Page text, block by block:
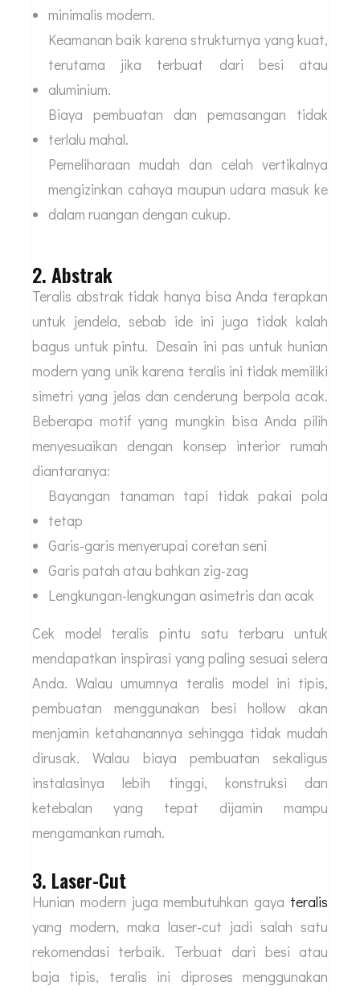
minimalis modern.
Keamanan baik karena strukturnya yang kuat,
terutama jika terbuat dari besi atau
aluminium.
Biaya pembuatan dan pemasangan tidak
terlalu mahal.
Pemeliharaan mudah dan celah vertikalnya
mengizinkan cahaya maupun udara masuk ke
dalam ruangan dengan cukup.
2. Abstrak
Teralis abstrak tidak hanya bisa Anda terapkan
untuk jendela, sebab ide ini juga tidak kalah
bagus untuk pintu. Desain ini pas untuk hunian
modern yang unik karena teralis ini tidak memiliki
simetri yang jelas dan cenderung berpola acak.
Beberapa motif yang mungkin bisa Anda pilih
menyesuaikan dengan konsep interior rumah
diantaranya:
Bayangan tanaman tapi tidak pakai pola
tetap
Garis-garis menyerupai coretan seni
Garis patah atau bahkan zig-zag
Lengkungan-lengkungan asimetris dan acak
Cek model teralis pintu satu terbaru untuk
mendapatkan inspirasi yang paling sesuai selera
Anda. Walau umumnya teralis model ini tipis,
pembuatan menggunakan besi hollow akan
menjamin ketahanannya sehingga tidak mudah
dirusak. Walau biaya pembuatan sekaligus
instalasinya lebih tinggi, konstruksi dan
ketebalan yang tepat dijamin mampu
mengamankan rumah.
3. Laser-Cut
Hunian modern juga membutuhkan gaya teralis
yang modern, maka laser-cut jadi salah satu
rekomendasi terbaik. Terbuat dari besi atau
baja tipis, teralis ini diproses menggunakan